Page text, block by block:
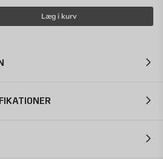
Læg i kurv